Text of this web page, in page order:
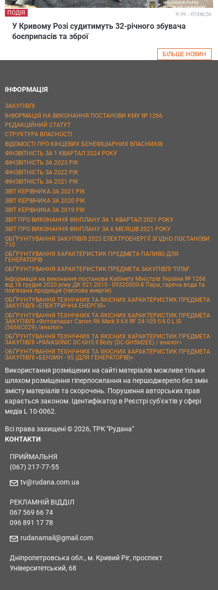
У Кривому Розі судитимуть 32-річного збувача
боєприпасів та зброї
ПОДІЯ 9:39 - 07/08/26
БІЛЬШЕ НОВИН
ІНФОРМАЦІЯ
ЗАКУПІВЛІ
ІНФОРМАЦІЯ НА ВИКОНАННЯ ПОСТАНОВИ КМУ № 1266
РЕДАКЦІЙНИЙ СТАТУТ
СТРУКТУРА ВЛАСНОСТІ
ВІДОМОСТІ ПРО КІНЦЕВИХ БЕНЕФІЦІАРНИХ ВЛАСНИКІВ
ФІНЗВІТНІСТЬ ЗА 1 КВАРТАЛ 2024 РОКУ
ФІНЗВІТНІСТЬ ЗА 2023 РІК
ФІНЗВІТНІСТЬ ЗА 2022 РІК
ФІНЗВІТНІСТЬ ЗА 2021 РІК
ЗВІТ КЕРІВНИКА ЗА 2021 РІК
ЗВІТ КЕРІВНИКА ЗА 2020 РІК
ЗВІТ КЕРІВНИКА ЗА 2019 РІК
ЗВІТ ПРО ВИКОНАННЯ ФІНПЛАНУ ЗА 1 КВАРТАЛ 2021 РОКУ
ЗВІТ ПРО ВИКОНАННЯ ФІНПЛАНУ ЗА 6 МІСЯЦІВ 2021 РОКУ
ОБҐРУНТУВАННЯ ЗАКУПІВЛІ 2025 ЕЛЕКТРОЕНЕРГІЇ ЗГІДНО ПОСТАНОВИ
710
ОБҐРУНТУВАННЯ ХАРАКТЕРИСТИК ПРЕДМЕТА ПАЛИВО ДЛЯ
ГЕНЕРАТОРІВ
ОБҐРУНТУВАННЯ ХАРАКТЕРИСТИК ПРЕДМЕТА ЗАКУПІВЛІ "ППМ"
Інформація на виконання постанови Кабінету Міністрів України № 1266
від 16 грудня 2020 року ДК 021:2015 - 09320000-8 Пара, гаряча вода та
пов’язана продукція (теплова енергія)
ОБҐРУНТУВАННЯ ТЕХНІЧНИХ ТА ЯКІСНИХ ХАРАКТЕРИСТИК ПРЕДМЕТА
ЗАКУПІВЛІ «ЕЛЕКТРИЧНА ЕНЕРГІЯ»
ОБҐРУНТУВАННЯ ТЕХНІЧНИХ ТА ЯКІСНИХ ХАРАКТЕРИСТИК ПРЕДМЕТА
ЗАКУПІВЛІ «Фотоапарат Canon R6 Mark II Kit RF 24-105 f/4.0 L IS
(5666C029) /аналог»
ОБҐРУНТУВАННЯ ТЕХНІЧНИХ ТА ЯКІСНИХ ХАРАКТЕРИСТИК ПРЕДМЕТА
ЗАКУПІВЛІ «PANASONIC DC-GH5 II Body (DC-GH5M2EE) / аналог»
ОБҐРУНТУВАННЯ ТЕХНІЧНИХ ТА ЯКІСНИХ ХАРАКТЕРИСТИК ПРЕДМЕТА
ЗАКУПІВЛІ «БЕНЗИН - 95 (ДЛЯ ГЕНЕРАТОРІВ)»
Використання розміщених на сайті матеріалів можливе тільки
шляхом розміщення гіперпосилання на першоджерело без змін
змісту матеріалів та скорочень. Порушення авторських прав
карається законом. Ідентифікатор в Реєстрі суб'єктів у сфері
медіа L 10-0062.
Всі права захищені © 2026, ТРК "Рудана"
КОНТАКТИ
ПРИЙМАЛЬНЯ
(067) 217-77-55
tv@rudana.com.ua
РЕКЛАМНІЙ ВІДДІЛ
067 569 66 74
096 891 17 78
rudanamail@gmail.com
Дніпропетровська обл., м. Кривий Ріг, проспект
Університетський, 68